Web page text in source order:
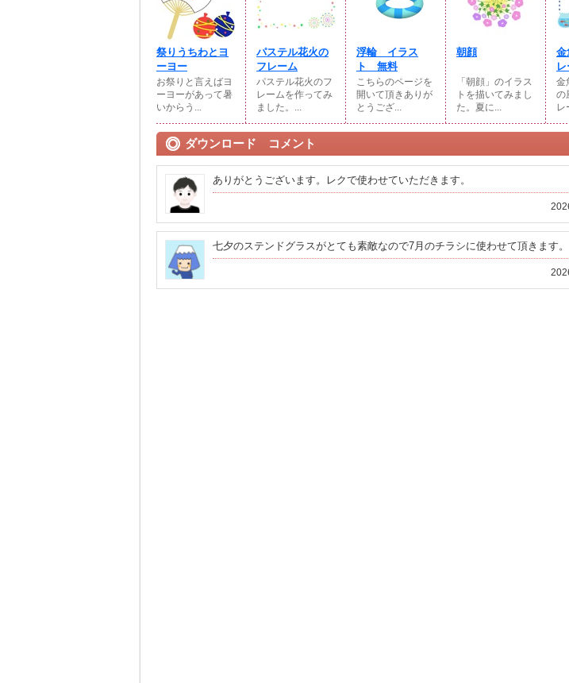
祭りうちわとヨ
ーヨー
お祭りと言えばヨ
ーヨーがあって暑
いからう...
パステル花火の
フレーム
パステル花火のフ
レームを作ってみ
ました。...
浮輪 イラス
ト 無料
こちらのページを
開いて頂きありが
とうござ...
朝顔
「朝顔」のイラス
トを描いてみまし
た。夏に...
金
金
の
レ
ダウンロード コメント
ありがとうございます。レクで使わせていただきます。
七夕のステンドグラスがとても素敵なので7月のチラシに使わせて頂きます。